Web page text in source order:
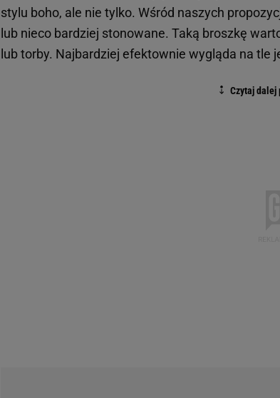
stylu boho, ale nie tylko. Wśród naszych
lub nieco bardziej stonowane. Taką broszkę
lub torby. Najbardziej efektownie wygląda na